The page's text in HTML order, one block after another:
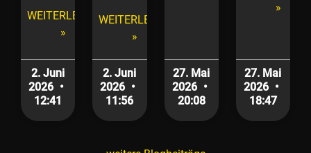
WEITERLESEN
»
2. Juni
2026
12:41
WEITERLESEN
»
2. Juni
2026
11:56
27. Mai
2026
20:08
»
27. Mai
2026
18:47